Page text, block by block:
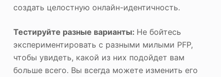
создать целостную онлайн-идентичность.
Тестируйте разные варианты: Не бойтесь
экспериментировать с разными милыми PFP,
чтобы увидеть, какой из них подойдет вам
больше всего. Вы всегда можете изменить его